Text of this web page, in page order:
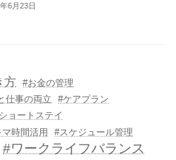
6月23日
方
#お金の管理
仕事の両立
#ケアプラン
ョートステイ
時間活用
#スケジュール管理
#ワークライフバランス